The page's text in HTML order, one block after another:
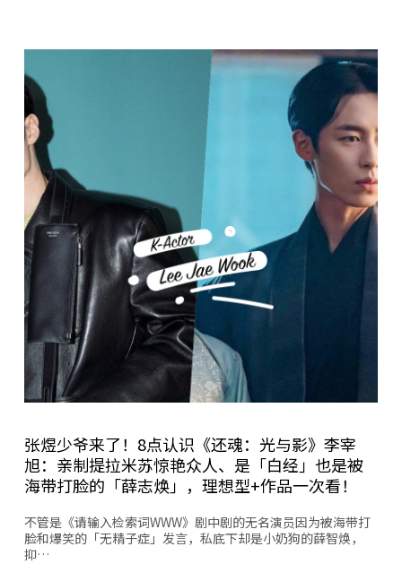
张煜少爷来了！8点认识《还魂：光与影》李宰
旭：亲制提拉米苏惊艳众人、是「白经」也是被
海带打脸的「薛志焕」，理想型+作品一次看！
不管是《请输入检索词WWW》剧中剧的无名演员因为被海带打
脸和爆笑的「无精子症」发言，私底下却是小奶狗的薛智焕，
抑…